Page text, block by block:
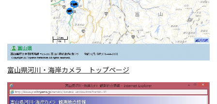
富山県河川・海岸カメラ トップページ